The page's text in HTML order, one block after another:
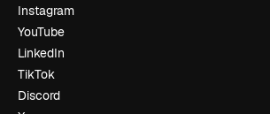
Instagram
YouTube
LinkedIn
TikTok
Discord